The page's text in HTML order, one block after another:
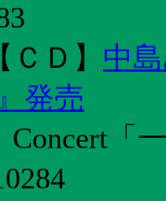
【 ＣＤ 】 中
発売
Concert